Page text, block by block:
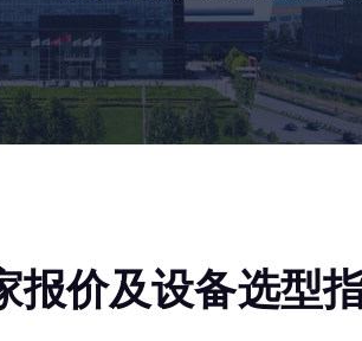
报价及设备选型